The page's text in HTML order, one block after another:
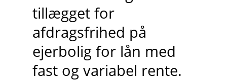
tillægget for
afdragsfrihed på
ejerbolig for lån med
fast og variabel rente.